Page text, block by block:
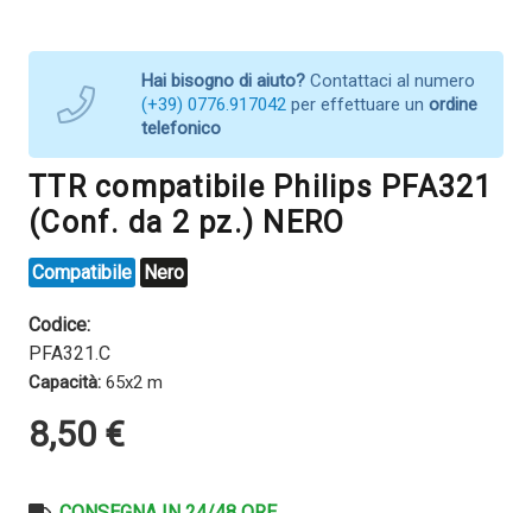
Hai bisogno di aiuto? Contattaci al numero
(+39) 0776.917042 per effettuare un ordine
telefonico
TTR compatibile Philips PFA321
(Conf. da 2 pz.) NERO
Compatibile Nero
Codice:
PFA321.C
Capacità: 65x2 m
8,50 €